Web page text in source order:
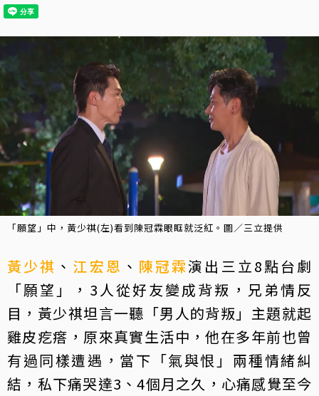
「願望」中，黃少祺(左)看到陳冠霖眼眶就泛紅。圖／三立提供
黃少祺 、 江宏恩 、 陳冠霖演出三立8點台劇
「願望」，3人從好友變成背叛，兄弟情反
目，黃少祺坦言一聽「男人的背叛」主題就起
雞皮疙瘩，原來真實生活中，他在多年前也曾
有過同樣遭遇，當下「氣與恨」兩種情緒糾
結，私下痛哭達3、4個月之久，心痛感覺至今